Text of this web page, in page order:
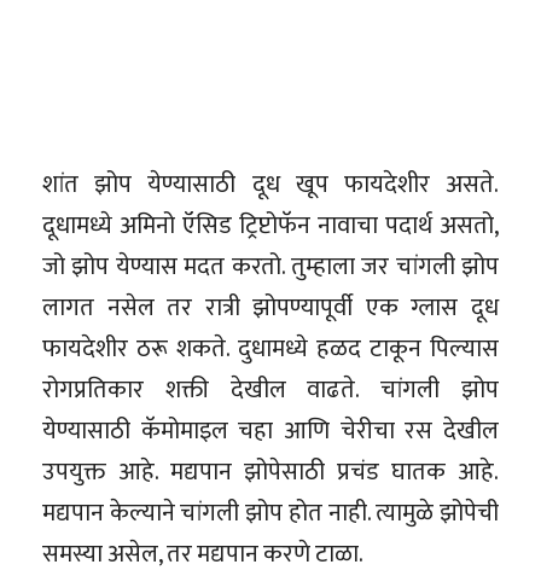
शांत झोप येण्यासाठी दूध खूप फायदेशीर असते.
दूधामध्ये अमिनो ऍसिड ट्रिप्टोफॅन नावाचा पदार्थ असतो,
जो झोप येण्यास मदत करतो. तुम्हाला जर चांगली झोप
लागत नसेल तर रात्री झोपण्यापूर्वी एक ग्लास दूध
फायदेशीर ठरू शकते. दुधामध्ये हळद टाकून पिल्यास
रोगप्रतिकार शक्ती देखील वाढते. चांगली झोप
येण्यासाठी कॅमोमाइल चहा आणि चेरीचा रस देखील
उपयुक्त आहे. मद्यपान झोपेसाठी प्रचंड घातक आहे.
मद्यपान केल्याने चांगली झोप होत नाही. त्यामुळे झोपेची
समस्या असेल, तर मद्यपान करणे टाळा.